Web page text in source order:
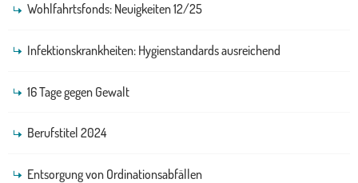
Wohlfahrtsfonds: Neuigkeiten 12/25
Infektionskrankheiten: Hygienstandards ausreichend
16 Tage gegen Gewalt
Berufstitel 2024
Entsorgung von Ordinationsabfällen